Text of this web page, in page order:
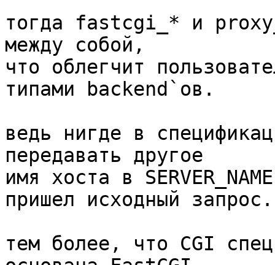
тогда fastcgi_* и
между собой,
что облегчит
типами backend`ов.
ведь нигде в
передавать другое
имя хоста в
пришел исходный запрос.
тем более, что CGI